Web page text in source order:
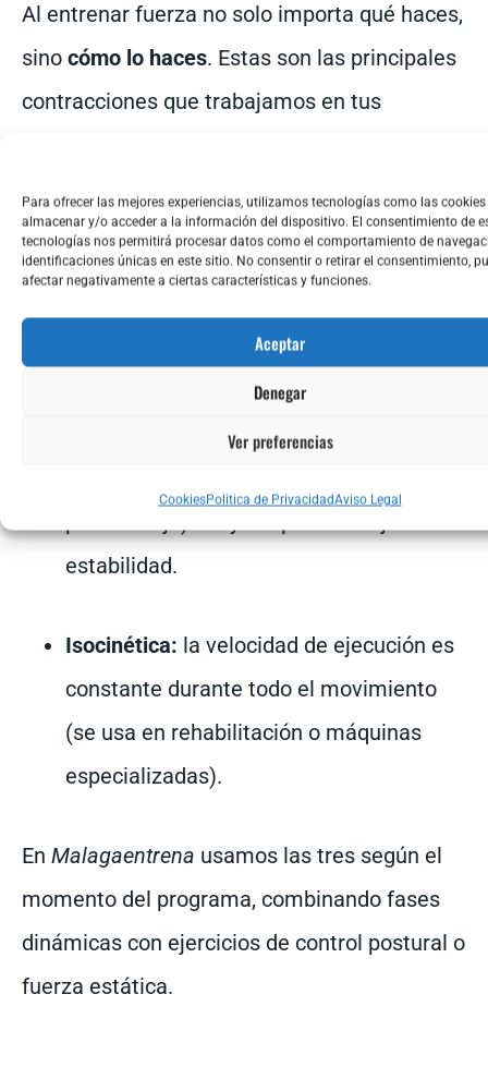
Para ofrecer las mejores experiencias, utilizamos tecnologías como las
almacenar y/o acceder a la información del dispositivo. El consentimiento de
tecnologías nos permitirá procesar datos como el comportamiento de
identificaciones únicas en este sitio. No consentir o retirar el consentimiento,
afectar negativamente a ciertas características y funciones.
Aceptar
Denegar
Ver preferencias
CookiesPolitica de PrivacidadAviso Legal
Al entrenar fuerza no solo importa qué haces,
sino cómo lo haces. Estas son las principales
contracciones que trabajamos en tus
Isotónica:hay movimiento y cambio de
longitud muscular (fases concéntrica y
excéntrica). Es la más común en el
entrenamiento con pesas.
el músculo genera tensión
estabilidad.
Isocinética: la velocidad de ejecución es
constante durante todo el movimiento
(se usa en rehabilitación o máquinas
especializadas).
En Malagaentrena usamos las tres según el
momento del programa, combinando fases
dinámicas con ejercicios de control postural o
fuerza estática.